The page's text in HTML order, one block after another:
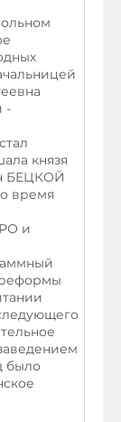
-
князя
БЕЦКОЙ
время
и
реформы
было